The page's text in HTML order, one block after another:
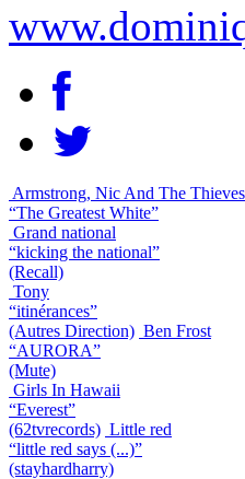
Armstrong, Nic And The Thieves
“The Greatest White”
Grand national
“kicking the national”
(Recall)
Tony
“itinérances”
(Autres Direction) Ben Frost
“AURORA”
(Mute)
Girls In Hawaii
“Everest”
(62tvrecords) Little red
“little red says (...)”
(stayhardharry)